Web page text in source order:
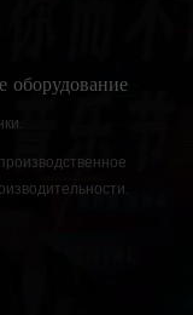
оборудование